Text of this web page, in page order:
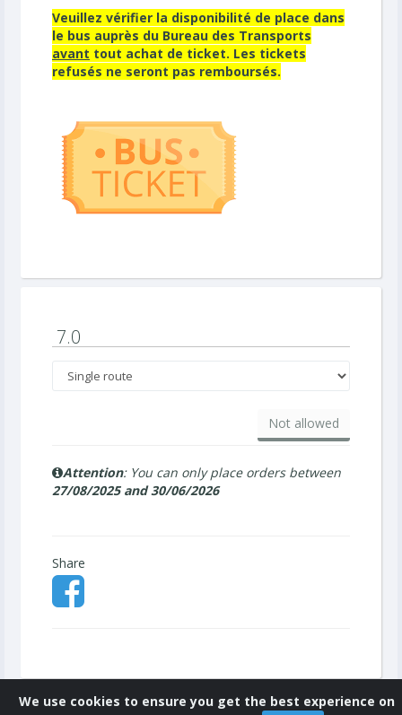
Veuillez vérifier la disponibilité de place dans
le bus auprès du Bureau des Transports
avant tout achat de ticket. Les tickets
refusés ne seront pas remboursés.
7.0
Not allowed
Attention: You can only place orders between
27/08/2025 and 30/06/2026
Share
We use cookies to ensure you get the best experience on
©2026APEEEB3.APEEE Services.Privacy policy (GDPR)| Cookies policy